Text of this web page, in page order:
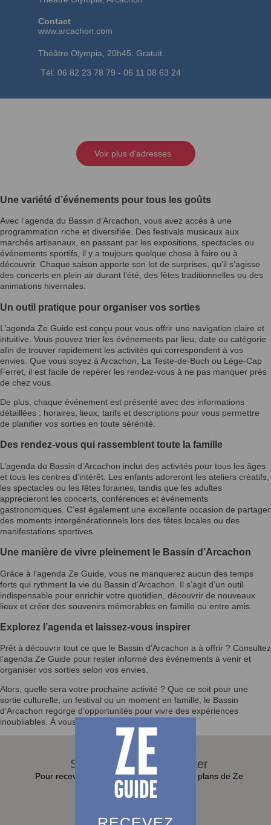
Contact
www.arcachon.com
Théâtre Olympia, 20h45. Gratuit.
Tél. 06 82 23 78 79 - 06 11 08 63 24
Voir plus d'adresses
Une variété d’événements pour tous les goûts
Avec l’agenda du Bassin d’Arcachon, vous avez accès à une
programmation riche et diversifiée. Des festivals musicaux aux
marchés artisanaux, en passant par les expositions, spectacles ou
événements sportifs, il y a toujours quelque chose à faire ou à
découvrir. Chaque saison apporte son lot de surprises, qu’il s’agisse
des concerts en plein air durant l’été, des fêtes traditionnelles ou des
animations hivernales.
Un outil pratique pour organiser vos sorties
L’agenda Ze Guide est conçu pour vous offrir une navigation claire et
intuitive. Vous pouvez trier les événements par lieu, date ou catégorie
afin de trouver rapidement les activités qui correspondent à vos
envies. Que vous soyez à Arcachon, La Teste-de-Buch ou Lège-Cap
Ferret, il est facile de repérer les rendez-vous à ne pas manquer près
de chez vous.
De plus, chaque événement est présenté avec des informations
détaillées : horaires, lieux, tarifs et descriptions pour vous permettre
de planifier vos sorties en toute sérénité.
Des rendez-vous qui rassemblent toute la famille
L’agenda du Bassin d’Arcachon inclut des activités pour tous les âges
et tous les centres d’intérêt. Les enfants adoreront les ateliers créatifs,
les spectacles ou les fêtes foraines, tandis que les adultes
apprécieront les concerts, conférences et événements
gastronomiques. C’est également une excellente occasion de partager
des moments intergénérationnels lors des fêtes locales ou des
manifestations sportives.
Une manière de vivre pleinement le Bassin d’Arcachon
Grâce à l’agenda Ze Guide, vous ne manquerez aucun des temps
forts qui rythment la vie du Bassin d’Arcachon. Il s’agit d’un outil
indispensable pour enrichir votre quotidien, découvrir de nouveaux
lieux et créer des souvenirs mémorables en famille ou entre amis.
Explorez l’agenda et laissez-vous inspirer
Prêt à découvrir tout ce que le Bassin d’Arcachon a à offrir ? Consultez
l’agenda Ze Guide pour rester informé des événements à venir et
organiser vos sorties selon vos envies.
Alors, quelle sera votre prochaine activité ? Que ce soit pour une
sortie culturelle, un festival ou un moment en famille, le Bassin
d’Arcachon regorge d’opportunités pour vivre des expériences
inoubliables. À vous de jouer !
S'abonner à la Newsletter
Pour recevoir toutes les actualités et bons plans de Ze
Guide dans sa boite e-mail :
S'abonner